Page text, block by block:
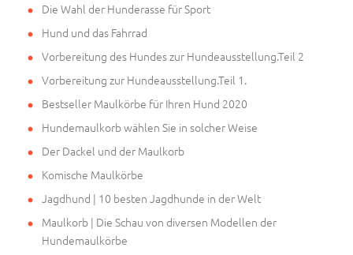
Die Wahl der Hunderasse für Sport
Hund und das Fahrrad
Vorbereitung des Hundes zur Hundeausstellung.Teil 2
Vorbereitung zur Hundeausstellung.Teil 1.
Bestseller Maulkörbe für Ihren Hund 2020
Hundemaulkorb wählen Sie in solcher Weise
Der Dackel und der Maulkorb
Komische Maulkörbe
Jagdhund | 10 besten Jagdhunde in der Welt
Maulkorb | Die Schau von diversen Modellen der
Hundemaulkörbe